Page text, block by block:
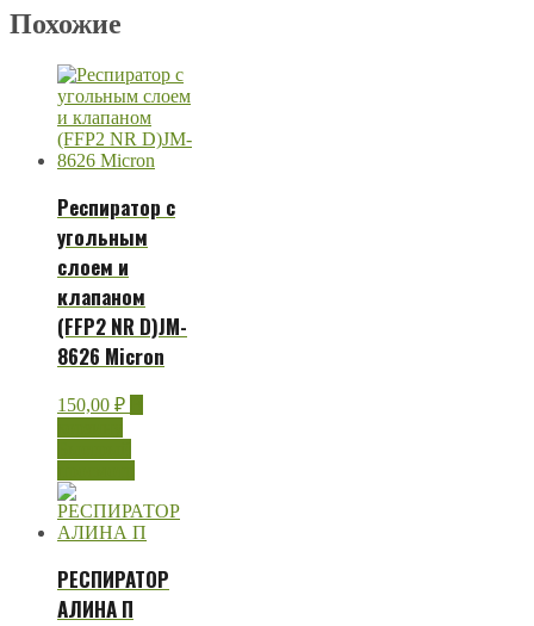
Похожие
Респиратор с
угольным
слоем и
клапаном
(FFP2 NR D)JM-
8626 Micron
150,00 ₽
РЕСПИРАТОР
АЛИНА П